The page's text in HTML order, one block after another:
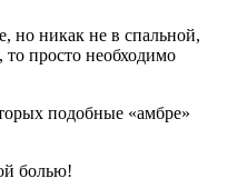
но никак не в спальной,
просто необходимо
подобные «амбре»
болью!